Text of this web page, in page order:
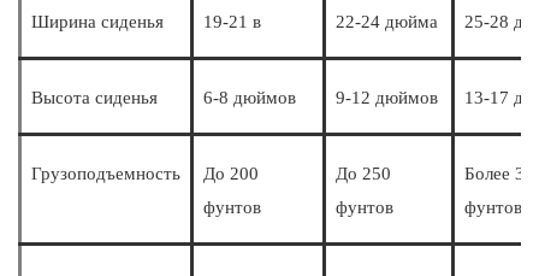
Ширина сиденья 19-21 в 22-24 дюйма 25-28
Высота сиденья 6-8 дюймов 9-12 дюймов 13-17
Грузоподъемность
До 200
фунтов
До 250
фунтов
Более
фунтов